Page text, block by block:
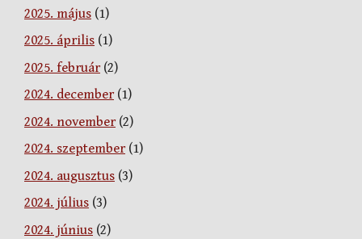
2025. május (1)
2025. április (1)
2025. február(2)
2024. december(1)
2024. november(2)
2024. szeptember(1)
2024. augusztus (3)
2024. július (3)
2024. június (2)